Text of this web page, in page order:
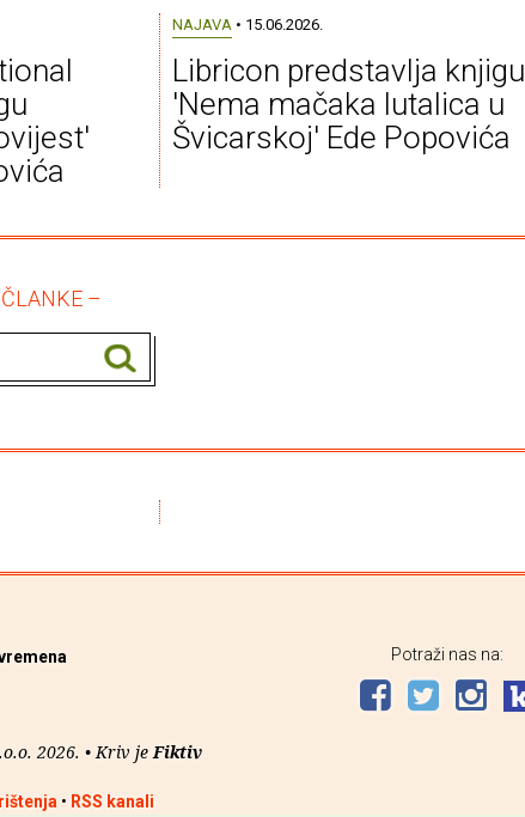
NAJAVA • 15.06.2026.
Libricon predstavlja knjigu
'Nema mačaka lutalica u
Švicarskoj' Ede Popovića
–
2026. • Kriv je Fiktiv
• RSS kanali
Potraži nas na: